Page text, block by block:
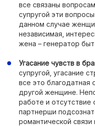
все связаны
супругой эти
данном случае
независимая,
жена – генератор
Угасание чувств в
супругой, угасание
все это благодатная
другой женщине.
работе и отсутствие
партнерши
романтической связи